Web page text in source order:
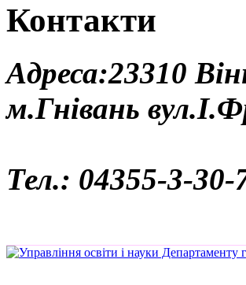
Контакти
Адреса:23310
м.Гнівань
Тел.: 04355-3-30-